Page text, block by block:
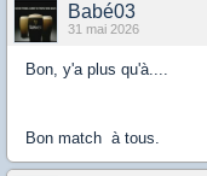
Babé03
31 mai 2026
Bon, y'a plus qu'à....
Bon match à tous.